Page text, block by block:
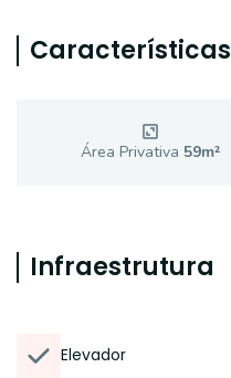
Características
Área Privativa 59m²
Infraestrutura
Elevador